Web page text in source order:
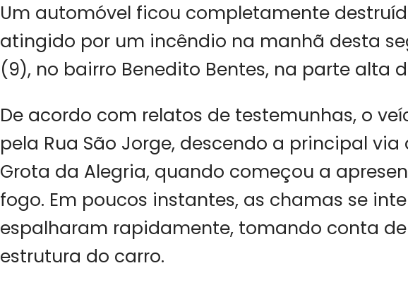
Um automóvel ficou completamente
atingido por um incêndio na manhã desta
(9), no bairro Benedito Bentes, na parte alta
De acordo com relatos de testemunhas, o
pela Rua São Jorge, descendo a principal via
Grota da Alegria, quando começou a
fogo. Em poucos instantes, as chamas se
espalharam rapidamente, tomando conta
estrutura do carro.